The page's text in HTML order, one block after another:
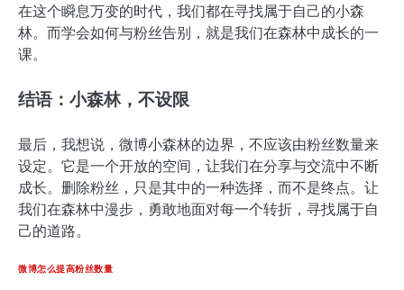
在这个瞬息万变的时代，我们都在寻找属于自己的小森
林。而学会如何与粉丝告别，就是我们在森林中成长的一
课。
结语：小森林，不设限
最后，我想说，微博小森林的边界，不应该由粉丝数量来
设定。它是一个开放的空间，让我们在分享与交流中不断
成长。删除粉丝，只是其中的一种选择，而不是终点。让
我们在森林中漫步，勇敢地面对每一个转折，寻找属于自
己的道路。
微博怎么提高粉丝数量